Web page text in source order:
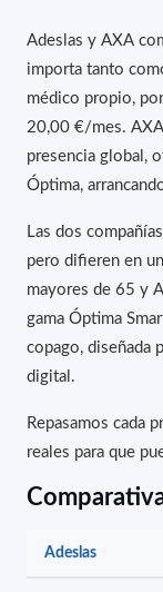
Adeslas y AXA
importa tanto
médico propio,
20,00 €/mes.
presencia global,
Óptima,
Las dos
pero difieren en
mayores de 65 y
gama Óptima
copago, diseñada
digital.
Repasamos cada
reales para que
Adeslas